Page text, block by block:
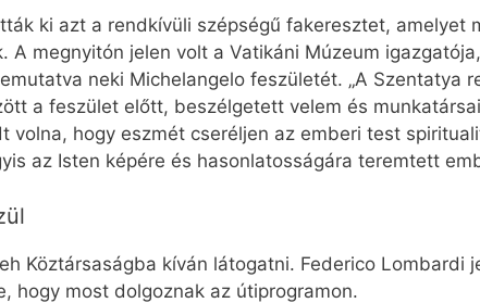
ki azt a rendkívüli szépségű fakeresztet, amelyet
A megnyitón jelen volt a Vatikáni Múzeum
neki Michelangelo feszületét. „A Szentatya
a feszület előtt, beszélgetett velem és
volna, hogy eszmét cseréljen az emberi test
az Isten képére és hasonlatosságára teremtett
Köztársaságba kíván látogatni. Federico Lombardi
hogy most dolgoznak az útiprogramon.